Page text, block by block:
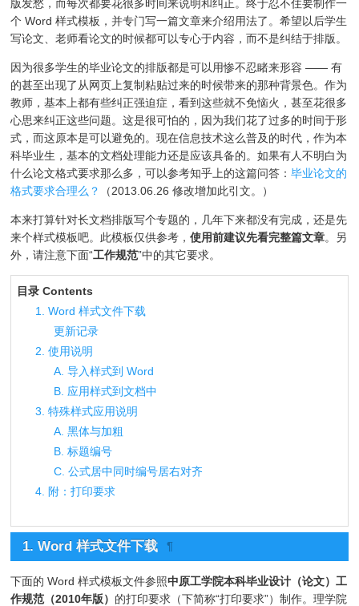
版发愁，而每次都要花很多时间来说明和纠正。终于忍不住要制作一
个 Word 样式模板，并专门写一篇文章来介绍用法了。希望以后学生
写论文、老师看论文的时候都可以专心于内容，而不是纠结于排版。
因为很多学生的毕业论文的排版都是可以用惨不忍睹来形容 —— 有
的甚至出现了从网页上复制粘贴过来的时候带来的那种背景色。作为
教师，基本上都有些纠正强迫症，看到这些就不免恼火，甚至花很多
心思来纠正这些问题。这是很可怕的，因为我们花了过多的时间于形
式，而这原本是可以避免的。现在信息技术这么普及的时代，作为本
科毕业生，基本的文档处理能力还是应该具备的。如果有人不明白为
什么论文格式要求那么多，可以参考知乎上的这篇问答：毕业论文的
格式要求合理么？
（2013.06.26 修改增加此引文。）
本来打算针对长文档排版写个专题的，几年下来都没有完成，还是先
来个样式模板吧。此模板仅供参考，使用前建议先看完整篇文章。另
外，请注意下面“工作规范”中的其它要求。
目录 Contents
1. Word 样式文件下载
更新记录
2. 使用说明
A. 导入样式到 Word
B. 应用样式到文档中
3. 特殊样式应用说明
A. 黑体与加粗
B. 标题编号
C. 公式居中同时编号居右对齐
4. 附：打印要求
1. Word 样式文件下载 ¶
下面的 Word 样式模板文件参照中原工学院本科毕业设计（论文）工
作规范（2010年版） 的打印要求（下简称“打印要求”）制作。理学院